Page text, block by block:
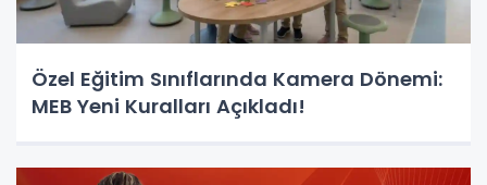
Özel Eğitim Sınıflarında Kamera Dönemi:
MEB Yeni Kuralları Açıkladı!